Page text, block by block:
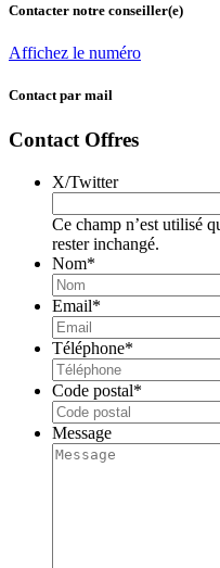
Contacter notre conseiller(e)
Affichez le numéro
Contact par mail
Contact Offres
X/Twitter
Ce champ n’est utilisé
rester inchangé.
Nom*
Email*
Téléphone*
Code postal*
Message